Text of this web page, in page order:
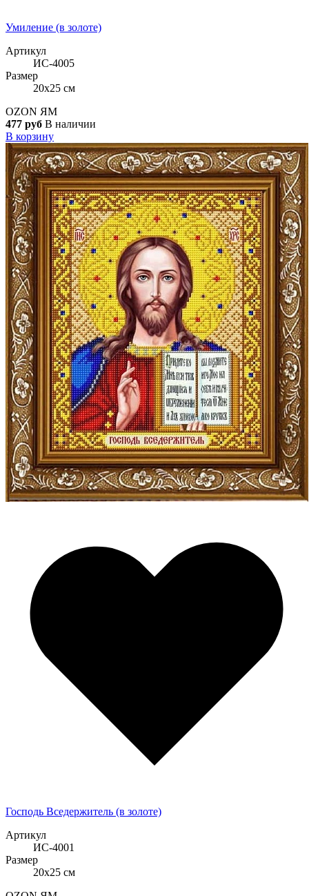
Умиление (в золоте)
Артикул
ИС-4005
Размер
20x25 см
OZON ЯМ
477 руб В наличии
В корзину
Господь Вседержитель (в золоте)
Артикул
ИС-4001
Размер
20x25 см